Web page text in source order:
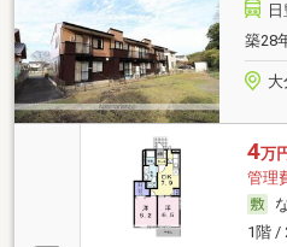
築28
4万
管理
1階 /